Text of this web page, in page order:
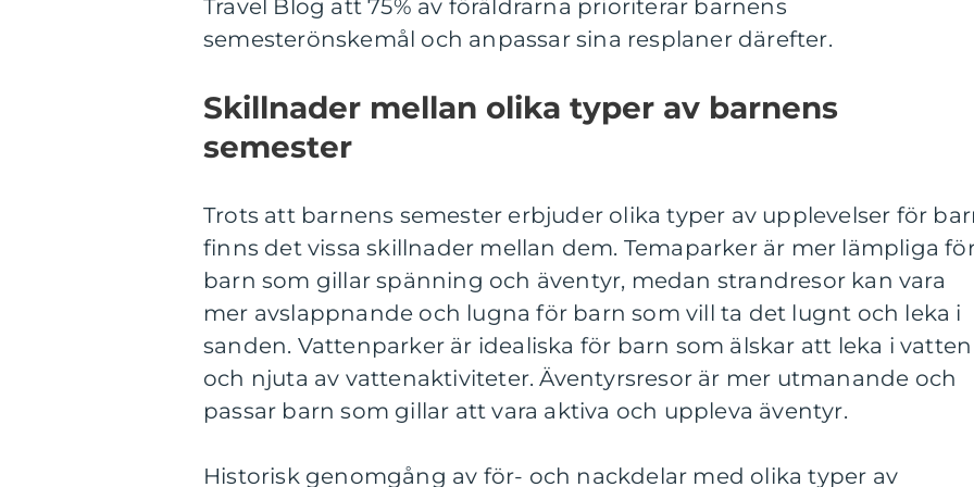
Travel Blog att 75% av föräldrarna prioriterar barnens
semesterönskemål och anpassar sina resplaner därefter.
Skillnader mellan olika typer av barnens
semester
Trots att barnens semester erbjuder olika typer av upplevelser för
finns det vissa skillnader mellan dem. Temaparker är mer lämpliga
barn som gillar spänning och äventyr, medan strandresor kan vara
mer avslappnande och lugna för barn som vill ta det lugnt och leka i
sanden. Vattenparker är idealiska för barn som älskar att leka i vatten
och njuta av vattenaktiviteter. Äventyrsresor är mer utmanande och
passar barn som gillar att vara aktiva och uppleva äventyr.
Historisk genomgång av för- och nackdelar med olika typer av